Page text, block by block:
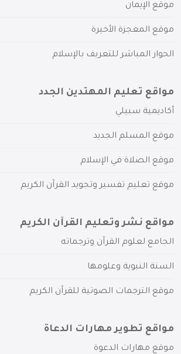
موقع الإيمان
موقع المعجزة الأخيرة
الحوار المباشر للتعريف بالإسلام
مواقع تعليم المهتدين الجدد
أكاديمية سبيلي
موقع المسلم الجديد
موقع الصلاة في الإسلام
موقع تعليم تفسير وتجويد القرآن الكريم
مواقع نشر وتعليم القرآن الكريم
الجامع لعلوم القرآن وترجماته
السنة النبوية وعلومها
موقع الترجمات الصوتية للقرآن الكريم
مواقع تطوير مهارات الدعاة
موقع مهارات الدعوة